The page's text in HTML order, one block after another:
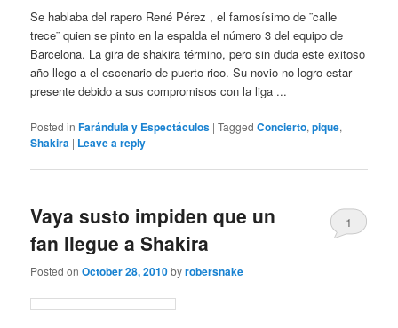
Se hablaba del rapero René Pérez , el famosísimo de ¨calle
trece¨ quien se pinto en la espalda el número 3 del equipo de
Barcelona. La gira de shakira término, pero sin duda este exitoso
año llego a el escenario de puerto rico. Su novio no logro estar
presente debido a sus compromisos con la liga ...
Posted in Farándula y Espectáculos |Tagged Concierto,pique,
Shakira | Leave a reply
Vaya susto impiden que un
fan llegue a Shakira
Posted onOctober 28, 2010byrobersnake
1